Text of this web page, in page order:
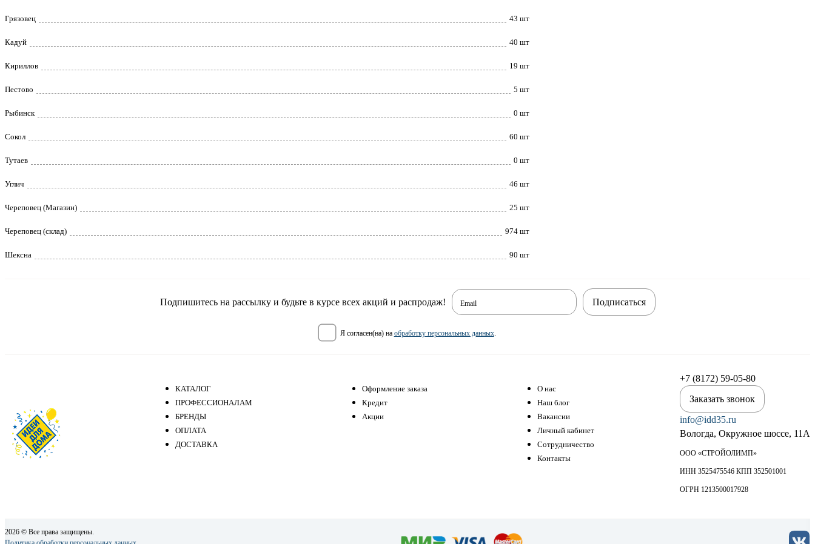
Грязовец 43 шт
Кадуй 40 шт
Кириллов 19 шт
Пестово 5 шт
Рыбинск 0 шт
Сокол 60 шт
Тутаев 0 шт
Углич 46 шт
Череповец (Магазин) 25 шт
Череповец (склад) 974 шт
Шексна 90 шт
Подпишитесь на рассылку и будьте в курсе всех акций и распродаж! Email
я согласен(на) на обработку персональных данных.
Подписаться
КАТАЛОГ
ПРОФЕССИОНАЛАМ
БРЕНДЫ
ОПЛАТА
ДОСТАВКА
Оформление заказа
Кредит
Акции
О нас
Наш блог
Вакансии
Личный кабинет
Сотрудничество
Контакты
+7 (8172) 59-05-80
Заказать звонок
info@idd35.ru
Вологда, Окружное шоссе, 11А
ООО «СТРОЙОЛИМП»
ИНН 3525475546 КПП 352501001
ОГРН 1213500017928
2026 © Все права защищены.